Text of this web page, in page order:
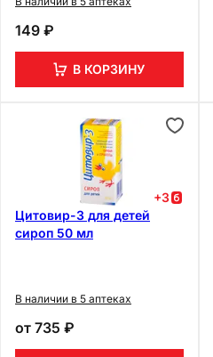
149 ₽
В КОРЗИНУ
+3
Цитовир-3 для детей
cироп 50 мл
В наличии в 5 аптеках
от 735 ₽